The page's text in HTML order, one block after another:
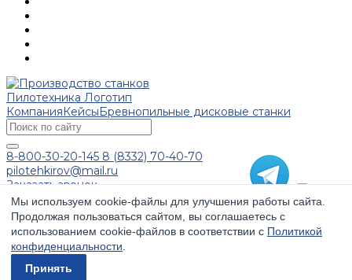
Мы используем cookie-файлы для улучшения работы сайта.
Продолжая пользоваться сайтом, вы соглашаетесь с
использованием cookie-файлов в соответствии с Политикой
конфиденциальности
Принять
КомпанияКейсыБревнопильные дисковые станки
8-800-30-20-145 8 (8332) 70-40-70
pilotehkirov@mail.ru
Заказать звонок
Вы принимаете условияполитики в отношении
обработки персональных данныхи
пользовательского соглашения
каждый раз, когда
оставляете свои данные в любой форме обратной
связи на сайте stanki43.com
© Copyright 2026. Все права защищены.